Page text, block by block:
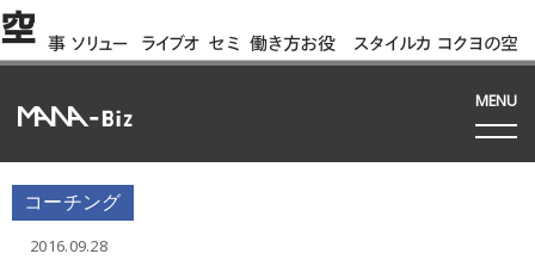
空 事
例
ソリュー
ション
ライブオ
フィス
セミ
ナー
働き方お役
立ち資料
スタイルカ
タログ
コクヨの空
間って!?
MENU
コーチング
2016.09.28